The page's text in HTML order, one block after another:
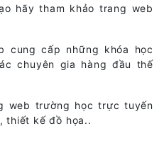
hãy tham khảo trang web
cung cấp những khóa học
chuyên gia hàng đầu thế
web trường học trực tuyến
thiết kế đồ họa..